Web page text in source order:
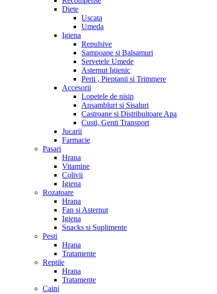
Diete
Uscata
Umeda
Igiena
Repulsive
Sampoane si Balsamuri
Servetele Umede
Asternut Igienic
Perii , Pieptanii si Trimmere
Accesorii
Lopetele de nisip
Ansambluri si Sisaluri
Castroane si Distribuitoare Apa
Custi, Genti Transport
Jucarii
Farmacie
Pasari
Hrana
Vitamine
Colivii
Igiena
Rozatoare
Hrana
Fan si Asternut
Igiena
Snacks si Suplimente
Pesti
Hrana
Tratamente
Reptile
Hrana
Tratamente
Caini